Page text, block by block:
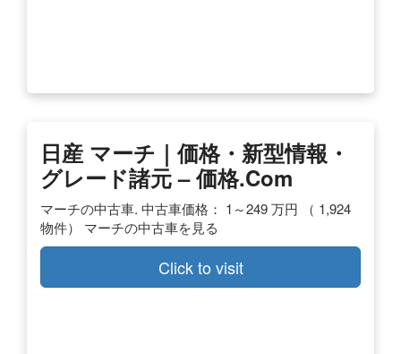
日産 マーチ｜価格・新型情報・
グレード諸元 – 価格.com
マーチの中古車. 中古車価格： 1～249 万円 （ 1,924
物件） マーチの中古車を見る
Click to visit